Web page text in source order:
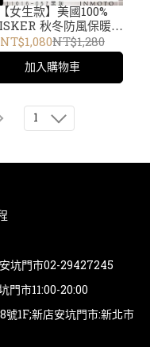
女生款】美國100%
秋冬防風保暖騎
短手套 防摔軟殼觸控機
腳踏車 10005-0000
11016-057黑灰
NT$1,080NT$1,280
加入購物車
1
坑門市02-29427245
門市11:00-20:00
1F;新店安坑門市:新北市